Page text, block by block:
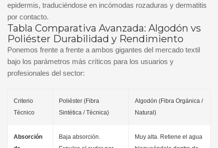
epidermis, traduciéndose en incómodas rozaduras y dermatitis
por contacto.
Tabla Comparativa Avanzada: Algodón vs
Poliéster Durabilidad y Rendimiento
Ponemos frente a frente a ambos gigantes del mercado textil
bajo los parámetros más críticos para los usuarios y
profesionales del sector:
Criterio
Técnico
Poliéster (Fibra
Sintética / Técnica)
Algodón (Fibra Orgánica /
Natural)
Absorción
Baja absorción.
Muy alta. Retiene el agua